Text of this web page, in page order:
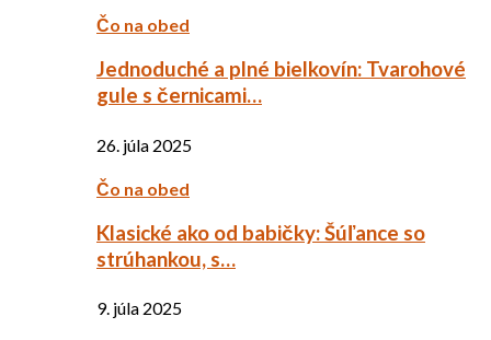
Čo na obed
Jednoduché a plné bielkovín: Tvarohové
gule s černicami…
26. júla 2025
Čo na obed
Klasické ako od babičky: Šúľance so
strúhankou, s…
9. júla 2025